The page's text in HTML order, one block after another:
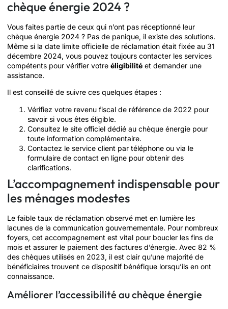
chèque énergie 2024 ?
Vous faites partie de ceux qui n’ont pas réceptionné leur
chèque énergie 2024 ? Pas de panique, il existe des solutions.
Même si la date limite officielle de réclamation était fixée au 31
décembre 2024, vous pouvez toujours contacter les services
compétents pour vérifier votre éligibilité et demander une
assistance.
Il est conseillé de suivre ces quelques étapes :
Vérifiez votre revenu fiscal de référence de 2022 pour
savoir si vous êtes éligible.
Consultez le site officiel dédié au chèque énergie pour
toute information complémentaire.
Contactez le service client par téléphone ou via le
formulaire de contact en ligne pour obtenir des
clarifications.
L’accompagnement indispensable pour
les ménages modestes
Le faible taux de réclamation observé met en lumière les
lacunes de la communication gouvernementale. Pour nombreux
foyers, cet accompagnement est vital pour boucler les fins de
mois et assurer le paiement des factures d’énergie. Avec 82 %
des chèques utilisés en 2023, il est clair qu’une majorité de
bénéficiaires trouvent ce dispositif bénéfique lorsqu’ils en ont
connaissance.
Améliorer l’accessibilité au chèque énergie